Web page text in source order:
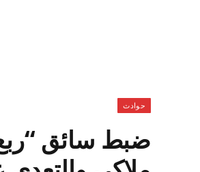
حوادث
ضبط سائق “ربع